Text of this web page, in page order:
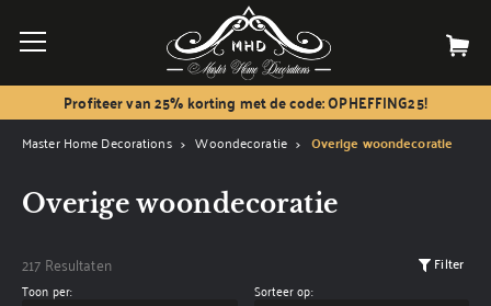
Profiteer van 25% korting met de code: OPHEFFING25!
Master Home Decorations Woondecoratie Overige woondecoratie
Overige woondecoratie
217 Resultaten
Filter
Toon per:
Sorteer op: